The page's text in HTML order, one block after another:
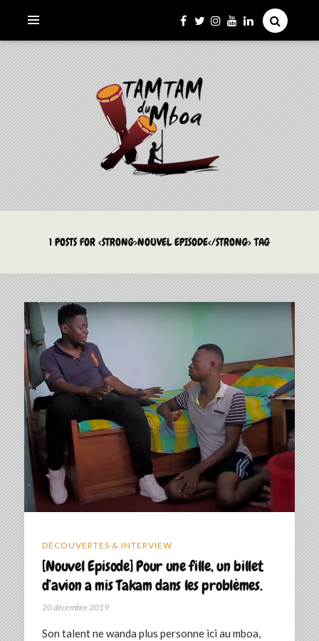
LE TAMTAM DU MBOA
La Culture du Mboa Dévoilée !
1 POSTS FOR <STRONG>NOUVEL EPISODE</STRONG> TAG
DÉCOUVERTES & INTERVIEW
[Nouvel Episode] Pour une fille, un billet
d’avion a mis Takam dans les problèmes.
20 décembre 2019
Son talent ne wanda plus personne ici au mboa,